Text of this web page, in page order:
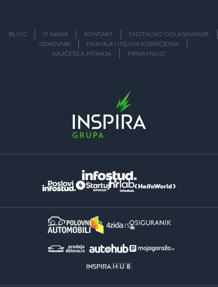
BLOG O NAMA KONTAKT
DIGITALNO OGLAŠAVANJE
CENOVNIK
PRAVILA I USLOVI KORIŠĆENJA
NAJČEŠĆA PITANJA
PRIVATNOST